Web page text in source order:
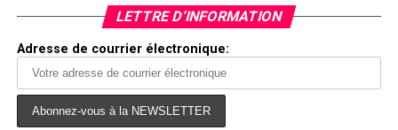
LETTRE D’INFORMATION
Adresse de courrier électronique: